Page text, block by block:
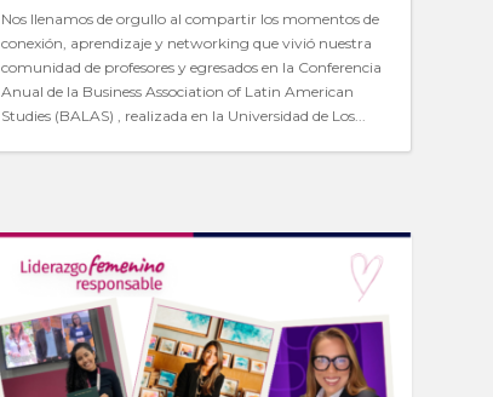
Nos llenamos de orgullo al compartir los momentos de
conexión, aprendizaje y networking que vivió nuestra
comunidad de profesores y egresados en la Conferencia
Anual de la Business Association of Latin American
Studies (BALAS) , realizada en la Universidad de Los...